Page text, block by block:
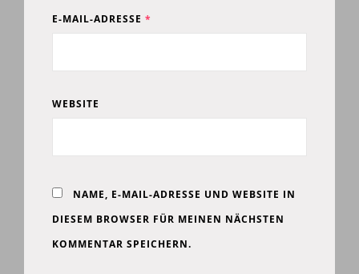
E-MAIL-ADRESSE *
WEBSITE
NAME, E-MAIL-ADRESSE UND WEBSITE IN
DIESEM BROWSER FÜR MEINEN NÄCHSTEN
KOMMENTAR SPEICHERN.